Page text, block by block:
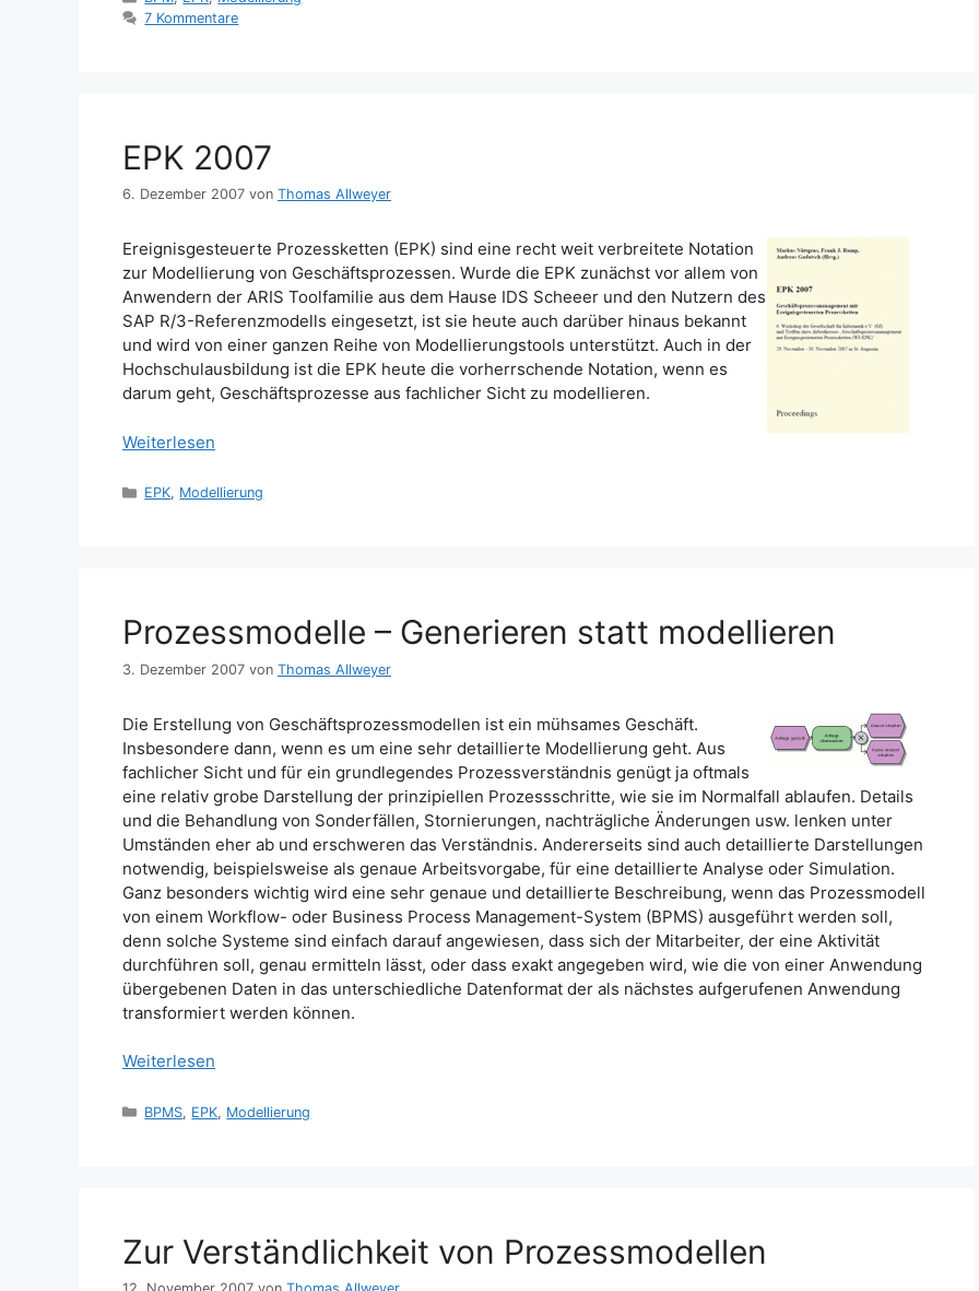
7 Kommentare
EPK 2007
6. Dezember 2007 von Thomas Allweyer
Ereignisgesteuerte Prozessketten (EPK) sind eine recht weit verbreitete Notation
zur Modellierung von Geschäftsprozessen. Wurde die EPK zunächst vor allem von
Anwendern der ARIS Toolfamilie aus dem Hause IDS Scheeer und den Nutzern des
SAP R/3-Referenzmodells eingesetzt, ist sie heute auch darüber hinaus bekannt
und wird von einer ganzen Reihe von Modellierungstools unterstützt. Auch in der
Hochschulausbildung ist die EPK heute die vorherrschende Notation, wenn es
darum geht, Geschäftsprozesse aus fachlicher Sicht zu modellieren.
Weiterlesen
Kategorien
EPK, Modellierung
Prozessmodelle – Generieren statt modellieren
3. Dezember 2007 von Thomas Allweyer
Die Erstellung von Geschäftsprozessmodellen ist ein mühsames Geschäft.
Insbesondere dann, wenn es um eine sehr detaillierte Modellierung geht. Aus
fachlicher Sicht und für ein grundlegendes Prozessverständnis genügt ja oftmals
eine relativ grobe Darstellung der prinzipiellen Prozessschritte, wie sie im Normalfall ablaufen. Details
und die Behandlung von Sonderfällen, Stornierungen, nachträgliche Änderungen usw. lenken unter
Umständen eher ab und erschweren das Verständnis. Andererseits sind auch detaillierte Darstellungen
notwendig, beispielsweise als genaue Arbeitsvorgabe, für eine detaillierte Analyse oder Simulation.
Ganz besonders wichtig wird eine sehr genaue und detaillierte Beschreibung, wenn das Prozessmodell
von einem Workflow- oder Business Process Management-System (BPMS) ausgeführt werden soll,
denn solche Systeme sind einfach darauf angewiesen, dass sich der Mitarbeiter, der eine Aktivität
durchführen soll, genau ermitteln lässt, oder dass exakt angegeben wird, wie die von einer Anwendung
übergebenen Daten in das unterschiedliche Datenformat der als nächstes aufgerufenen Anwendung
transformiert werden können.
Weiterlesen
Kategorien
BPMS, EPK, Modellierung
Zur Verständlichkeit von Prozessmodellen